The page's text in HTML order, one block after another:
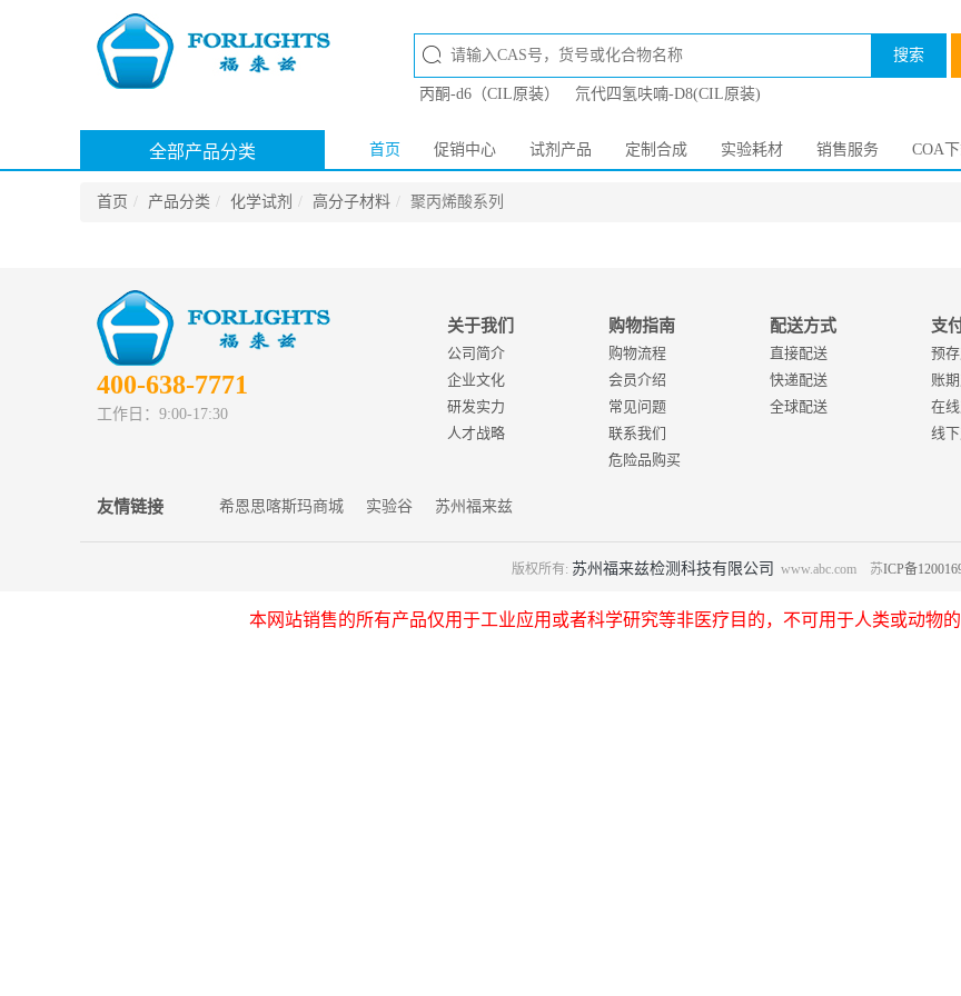
搜索
丙酮-d6（CIL原装） 氘代四氢呋喃-D8(CIL原装)
全部产品分类 首页 促销中心 试剂产品 定制合成 实验耗材 销售服务 COA
首页 产品分类 化学试剂 高分子材料 聚丙烯酸系列
400-638-7771
工作日：9:00-17:30
关于我们
公司简介
企业文化
研发实力
人才战略
购物指南
购物流程
会员介绍
常见问题
联系我们
危险品购买
配送方式
直接配送
快递配送
全球配送
支
预
账
在
线
友情链接 希恩思喀斯玛商城 实验谷 苏州福来兹
版权所有: 苏州福来兹检测科技有限公司 www.abc.com 苏ICP备
本网站销售的所有产品仅用于工业应用或者科学研究等非医疗目的，不可用于人类或动物